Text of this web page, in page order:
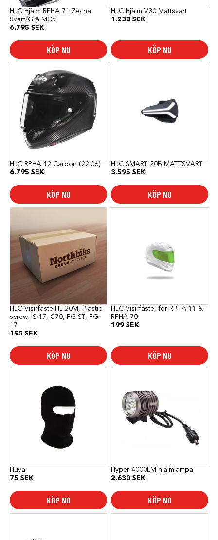
HJC Hjälm RPHA 71 Zecha
Svart/Grå MC5
6.795 SEK
KÖP NU
produktsidan
HJC Hjälm V30 Mattsvart
1.230 SEK
KÖP NU
produktsidan
HJC RPHA 12 Carbon (22.06)
6.795 SEK
KÖP NU
produkten
flera
varianter.
olika
alternativen
väljas
produktsidan
HJC SMART 20B MATTSVART
3.595 SEK
KÖP NU
HJC Visirfäste HJ-20M, Plastic
screw, IS-17, C70, FG-ST, FG-
17
195 SEK
KÖP NU
HJC Visirfäste, för RPHA 11 &
RPHA 70
199 SEK
KÖP NU
Huva
75 SEK
KÖP NU
Hyper 4000LM hjälmlampa
2.630 SEK
KÖP NU